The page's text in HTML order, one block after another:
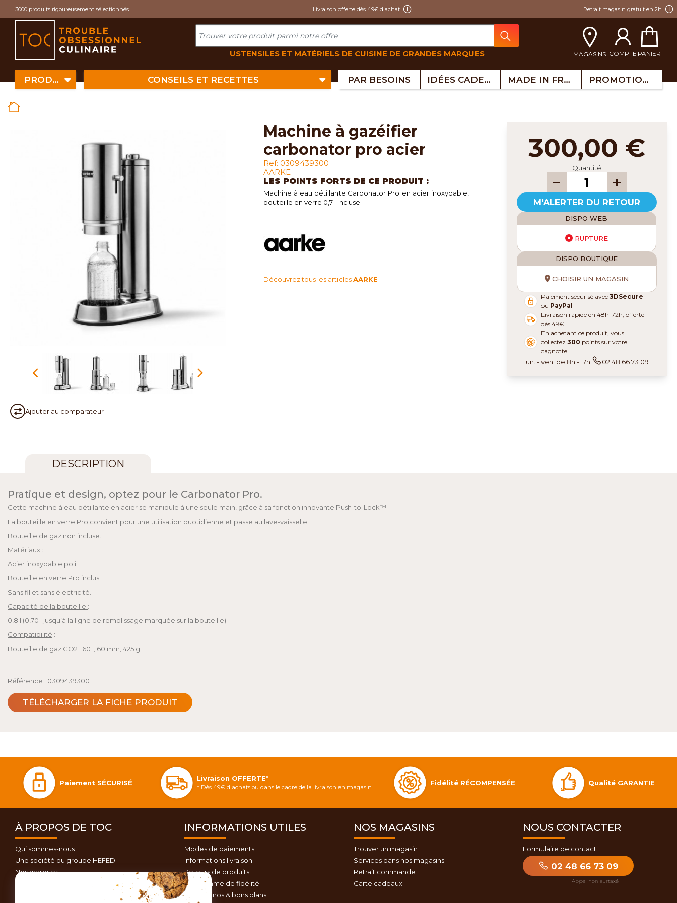
3000 produits rigoureusement sélectionnés Livraison offerte dès 49€ d'achat Retrait magasin gratuit en 2h
USTENSILES ET MATÉRIELS DE CUISINE DE GRANDES MARQUES MAGASINS COMPTE PANIER
PRODUITS CONSEILS ET RECETTES PAR BESOINS IDÉES CADEAUX MADE IN FRANCE PROMOTIONS
Ajouter au comparateur
machine à gazéifier
carbonator pro acier
Ref: 0309439300
AARKE
LES POINTS FORTS DE CE PRODUIT :
Machine à eau pétillante Carbonator Pro en acier inoxydable,
bouteille en verre 0,7 l incluse.
Découvrez tous les articlesAARKE
300,00 €
Quantité
M'ALERTER DU RETOUR
DISPO WEB
RUPTURE
DISPO BOUTIQUE
CHOISIR UN MAGASIN
Paiement sécurisé avec3DSecure
ou PayPal
Livraison rapide en 48h-72h, offerte
dès 49€
En achetant ce produit, vous
collectez300 points sur votre
cagnotte.
lun. - ven. de 8h - 17h 02 48 66 73 09
DESCRIPTION
Pratique et design, optez pour le Carbonator Pro.
Cette machine à eau pétillante en acier se manipule à une seule main, grâce à sa fonction innovante Push-to-Lock™.
La bouteille en verre Pro convient pour une utilisation quotidienne et passe au lave-vaisselle.
Bouteille de gaz non incluse.
Matériaux :
Acier inoxydable poli.
Bouteille en verre Pro inclus.
Sans fil et sans électricité.
Capacité de la bouteille :
0,8 l (0,70 l jusqu’à la ligne de remplissage marquée sur la bouteille).
Compatibilité :
Bouteille de gaz CO2 : 60 l, 60 mm, 425 g.
Référence : 0309439300
TÉLÉCHARGER LA FICHE PRODUIT
Paiement SÉCURISÉ
Livraison OFFERTE*
* Dès 49€ d'achats ou dans le cadre de la livraison en magasin
Fidélité RÉCOMPENSÉE Qualité GARANTIE
À PROPOS DE TOC
Qui sommes-nous
Une société du groupe HEFED
Nos marques
INFORMATIONS UTILES
Modes de paiements
Informations livraison
Retours de produits
Programme de fidélité
Nos promos & bons plans
NOS MAGASINS
Trouver un magasin
Services dans nos magasins
Retrait commande
Carte cadeaux
NOUS CONTACTER
Formulaire de contact
02 48 66 73 09